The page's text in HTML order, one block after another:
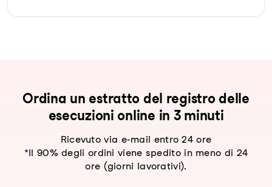
Ordina un estratto del registro delle
esecuzioni online in 3 minuti
Ricevuto via e-mail entro 24 ore
*Il 90% degli ordini viene spedito in meno di 24
ore (giorni lavorativi).